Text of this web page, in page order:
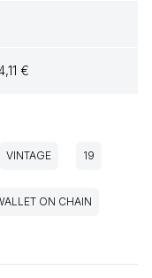
€
VINTAGE 19
ON CHAIN